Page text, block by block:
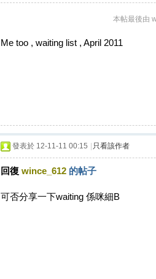
本帖最後由
Me too , waiting list , April 2011
發表於 12-11-11 00:15 只看該作者
回復 wince_612 的帖子
可否分享一下waiting 係咪細B